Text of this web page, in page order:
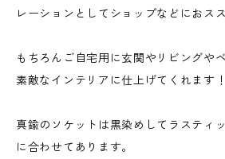
レーションとしてショップなどにおス
もちろんご自宅用に玄関やリビングや
素敵なインテリアに仕上げてくれます！
真鍮のソケットは黒染めしてラスティ
に合わせてあります。